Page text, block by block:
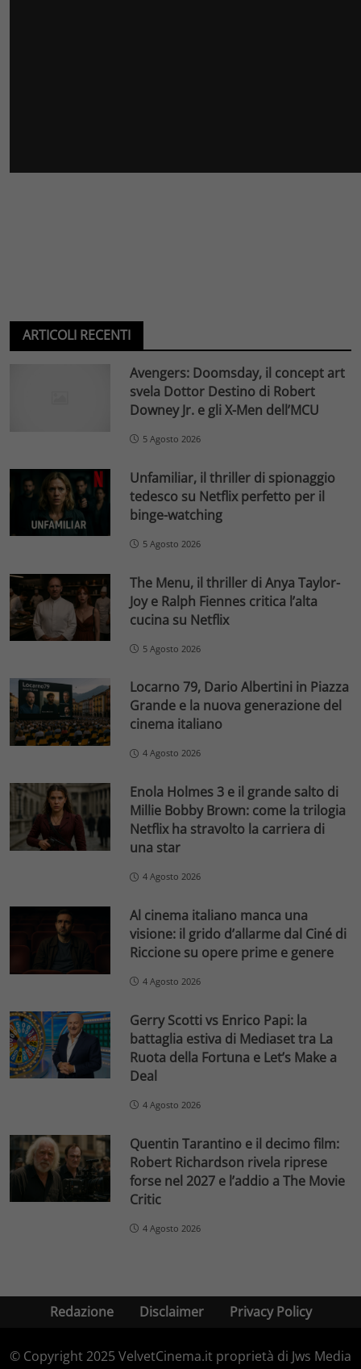
ARTICOLI RECENTI
Avengers: Doomsday, il concept art
svela Dottor Destino di Robert
Downey Jr. e gli X-Men dell’MCU
5 Agosto 2026
Unfamiliar, il thriller di spionaggio
tedesco su Netflix perfetto per il
binge-watching
5 Agosto 2026
The Menu, il thriller di Anya Taylor-
Joy e Ralph Fiennes critica l’alta
cucina su Netflix
5 Agosto 2026
Locarno 79, Dario Albertini in Piazza
Grande e la nuova generazione del
cinema italiano
4 Agosto 2026
Enola Holmes 3 e il grande salto di
Millie Bobby Brown: come la trilogia
Netflix ha stravolto la carriera di
una star
4 Agosto 2026
Al cinema italiano manca una
visione: il grido d’allarme dal Ciné di
Riccione su opere prime e genere
4 Agosto 2026
Gerry Scotti vs Enrico Papi: la
battaglia estiva di Mediaset tra La
Ruota della Fortuna e Let’s Make a
Deal
4 Agosto 2026
Quentin Tarantino e il decimo film:
Robert Richardson rivela riprese
forse nel 2027 e l’addio a The Movie
Critic
4 Agosto 2026
Redazione Disclaimer Privacy Policy
© Copyright 2025 VelvetCinema.it proprietà di Jws Media